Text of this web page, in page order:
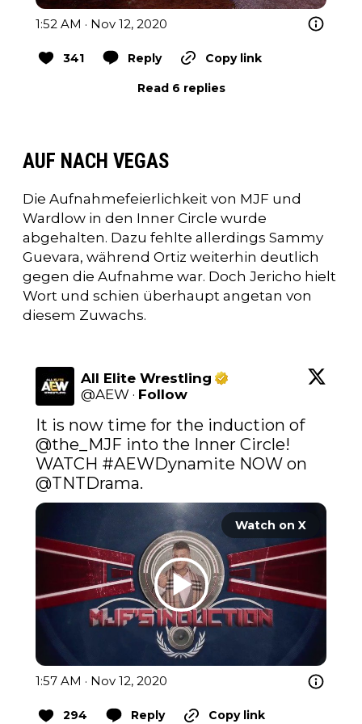
1:52 AM · Nov 12, 2020
341 Reply Copy link
Read 6 replies
AUF NACH VEGAS
Die Aufnahmefeierlichkeit von MJF und
Wardlow in den Inner Circle wurde
abgehalten. Dazu fehlte allerdings Sammy
Guevara, während Ortiz weiterhin deutlich
gegen die Aufnahme war. Doch Jericho hielt
Wort und schien überhaupt angetan von
diesem Zuwachs.
All Elite Wrestling
@AEW · Follow
It is now time for the induction of
@the_MJF into the Inner Circle!
WATCH #AEWDynamite
@TNTDrama.
Watch on X
1:57 AM · Nov 12, 2020
294 Reply Copy link